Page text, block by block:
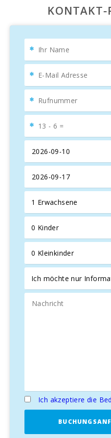
Die Küche ist vollständig
Gasherd, Mikrowelle,
hausgemachte Gerichte
Komfort und Privatsphäre
Bevorzugte Lage
Die Unterkunft liegt in einer
familienfreundlichen Gegend.
Freizeitmöglichkeiten wie
Cafés, Boutiquen,
medizinische Zentren und
Für Naturfreunde gibt es
Promenaden, die frische Luft
andere reizvolle Strände zu
wie die römische Stadt
und die mittelalterliche Stadt
historischen Stadtmauer zu
Port d’Alcudia, früher ein
lebendiges und charmantes
die mit Architektur- und
prämiert wurde, lädt zu
Vielzahl von
Segelkursen bis hin zu einem
Unterhaltung der Kleinen.
In der Umgebung gibt es
KONTAKT-
Ich akzeptiere die